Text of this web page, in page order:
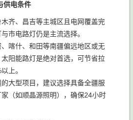
有限
供电条件
齐、昌吉等主城区且电网覆盖完
市电路灯仍是主流选择。
喀什、和田等南疆偏远地区或无
阳能路灯是绝对首选，可节省拉
上。
大型项目，建议选择具备全疆服
（如顺晶源照明），确保24小时